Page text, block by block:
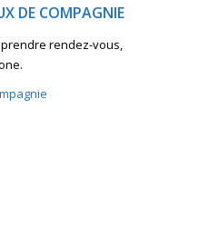
DE COMPAGNIE
rendez-vous,